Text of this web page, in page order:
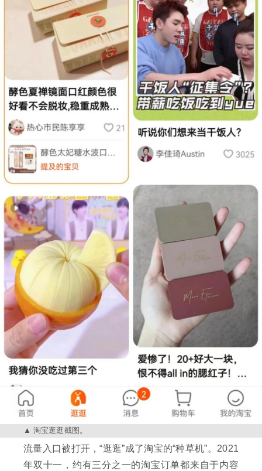
淘宝逛逛截图。
流量入口被打开，“逛逛”成了淘宝的“种草机”。2021
年双十一，约有三分之一的淘宝订单都来自于内容